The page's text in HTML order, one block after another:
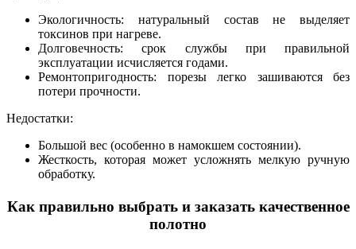
Экологичность: натуральный состав не выделяет
токсинов при нагреве.
Долговечность: срок службы при правильной
эксплуатации исчисляется годами.
Ремонтопригодность: порезы легко зашиваются без
потери прочности.
Недостатки:
Большой вес (особенно в намокшем состоянии).
Жесткость, которая может усложнять мелкую ручную
обработку.
Как правильно выбрать и заказать качественное
полотно